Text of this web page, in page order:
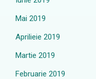
Mai 2019
Aprilieie 2019
Martie 2019
Februarie 2019